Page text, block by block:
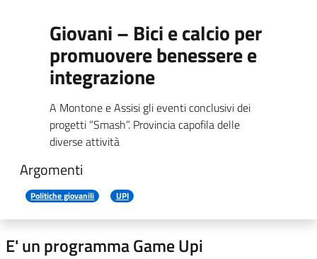
Giovani – Bici e calcio per
promuovere benessere e
integrazione
A Montone e Assisi gli eventi conclusivi dei
progetti “Smash”. Provincia capofila delle
diverse attività
Argomenti
Politiche giovanili UPI
E' un programma Game Upi